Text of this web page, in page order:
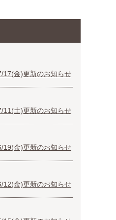
17(金)更新のお知らせ
11(土)更新のお知らせ
19(金)更新のお知らせ
12(金)更新のお知らせ